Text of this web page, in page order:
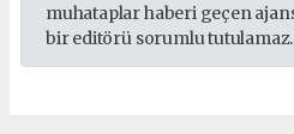
muhataplar haberi geçen
bir editörü sorumlu